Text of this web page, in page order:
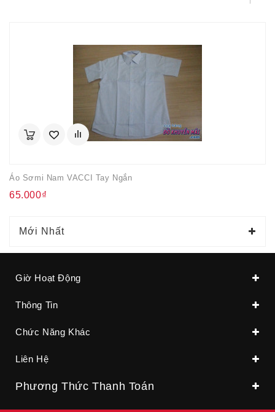
Áo Sơmi Nam VACCI Tay Ngắn
65.000₫
Mới Nhất
Giờ Hoạt Động
Thông Tin
Chức Năng Khác
Liên Hệ
Phương Thức Thanh Toán